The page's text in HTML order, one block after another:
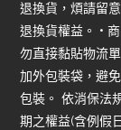
退換貨，煩請留
退換貨權益。 •
勿直接黏貼物流
加外包裝袋，避
包裝。 依消保法
期之權益(含例假